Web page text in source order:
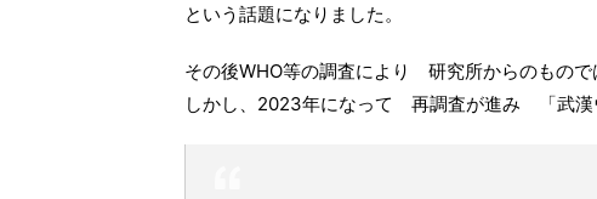
という話題になりました。
その後WHO等の調査により 研究所からのもので
しかし、2023年になって 再調査が進み 「武漢